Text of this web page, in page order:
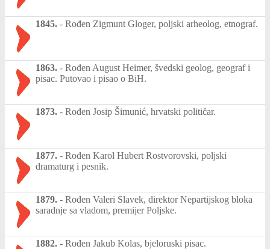
1845. - Rođen Zigmunt Gloger, poljski arheolog, etnograf.
1863. - Rođen August Heimer, švedski geolog, geograf i
pisac. Putovao i pisao o BiH.
1873. - Rođen Josip Šimunić, hrvatski političar.
1877. - Rođen Karol Hubert Rostvorovski, poljski
dramaturg i pesnik.
1879. - Rođen Valeri Slavek, direktor Nepartijskog bloka
saradnje sa vladom, premijer Poljske.
1882. - Rođen Jakub Kolas, bjeloruski pisac.